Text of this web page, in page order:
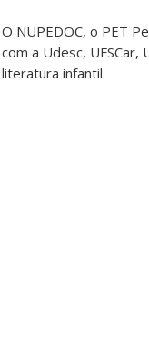
O NUPEDOC, o PET
com a Udesc,
literatura infantil.